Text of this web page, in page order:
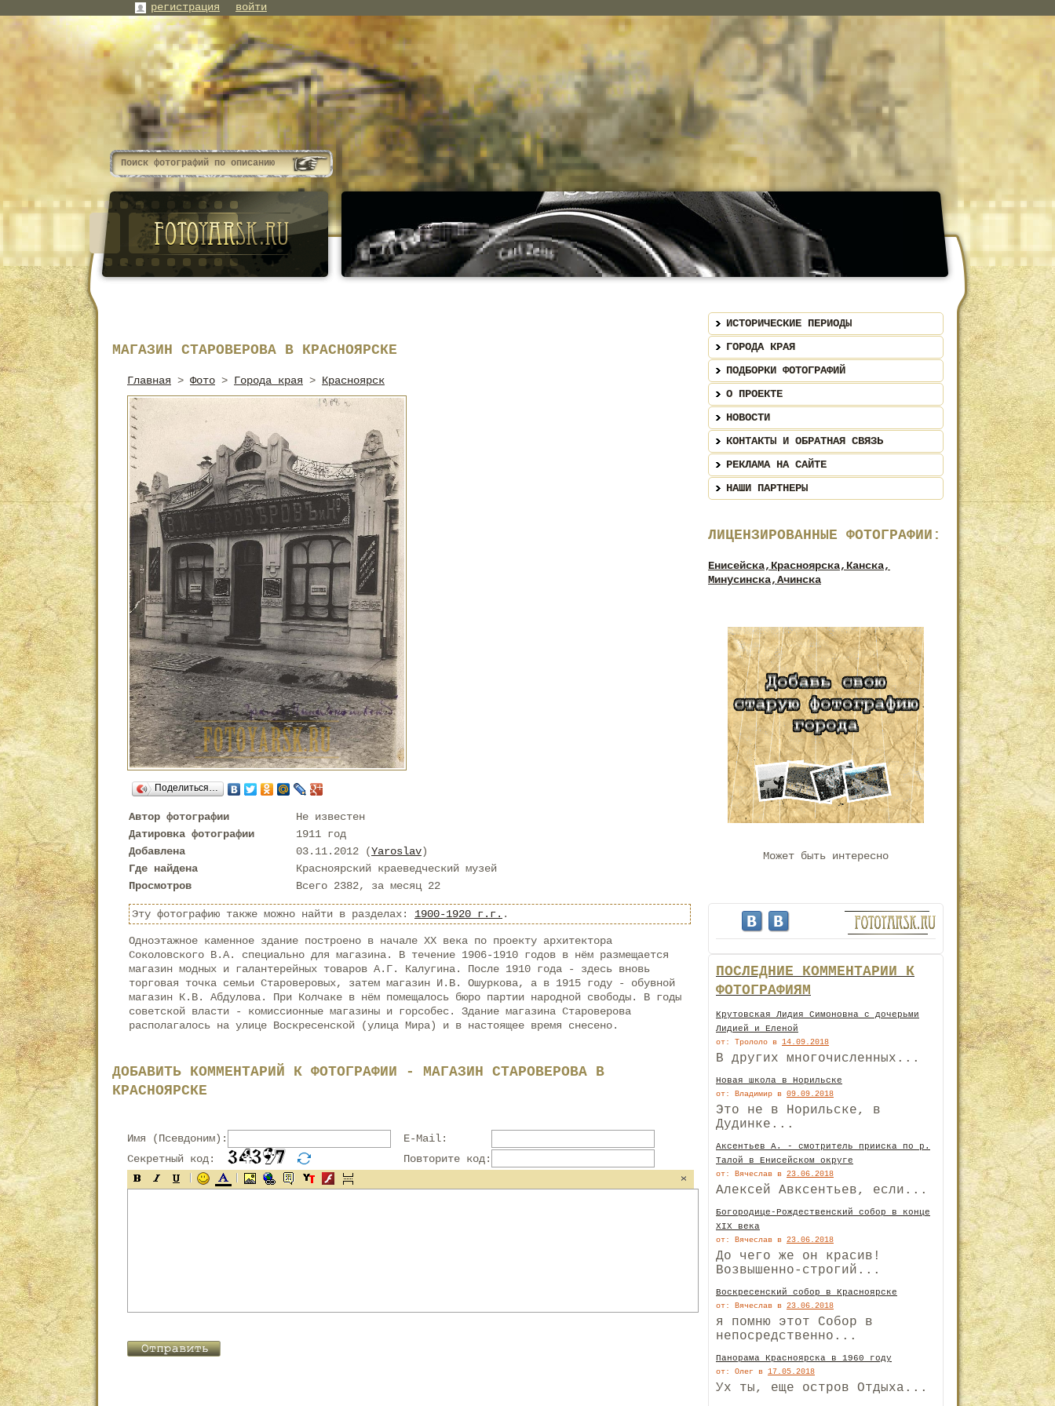
МАГАЗИН СТАРОВЕРОВА В КРАСНОЯРСКЕ
Главная > Фото > Города края > Красноярск
Поделиться…
Автор фотографии
Не известен
Датировка фотографии
1911 год
Добавлена
03.11.2012 (Yaroslav)
Где найдена
Красноярский краеведческий музей
Просмотров
Всего 2382, за месяц 22
Эту фотографию также можно найти в разделах: 1900-1920 г.г. .
Одноэтажное каменное здание построено в начале ХХ века по проекту архитектора
Соколовского В.А. специально для магазина. В течение 1906-1910 годов в нём размещается
магазин модных и галантерейных товаров А.Г. Калугина. После 1910 года - здесь вновь
торговая точка семьи Староверовых, затем магазин И.В. Ошуркова, а в 1915 году - обувной
магазин К.В. Абдулова. При Колчаке в нём помещалось бюро партии народной свободы. В годы
советской власти - комиссионные магазины и горсобес. Здание магазина Староверова
располагалось на улице Воскресенской (улица Мира) и в настоящее время снесено.
ДОБАВИТЬ КОММЕНТАРИЙ К ФОТОГРАФИИ - МАГАЗИН СТАРОВЕРОВА В
КРАСНОЯРСКЕ
Имя (Псевдоним):
E-Mail:
Секретный код:
Повторите код:
ИСТОРИЧЕСКИЕ ПЕРИОДЫ
ГОРОДА КРАЯ
ПОДБОРКИ ФОТОГРАФИЙ
О ПРОЕКТЕ
НОВОСТИ
КОНТАКТЫ И ОБРАТНАЯ СВЯЗЬ
РЕКЛАМА НА САЙТЕ
НАШИ ПАРТНЕРЫ
ЛИЦЕНЗИРОВАННЫЕ ФОТОГРАФИИ:
Енисейска, Красноярска, Канска,
Минусинска,Ачинска
Может быть интересно
ПОСЛЕДНИЕ КОММЕНТАРИИ К
ФОТОГРАФИЯМ
Крутовская Лидия Симоновна с дочерьми
Лидией и Еленой
от: Трололо в 14.09.2018
В других многочисленных...
Новая школа в Норильске
от: Владимир в 09.09.2018
Это не в Норильске, в
Дудинке...
Аксентьев А. - смотритель прииска по р.
Талой в Енисейском округе
от: Вячеслав в 23.06.2018
Алексей Авксентьев, если...
Богородице-Рождественский собор в конце
XIX века
от: Вячеслав в 23.06.2018
До чего же он красив!
Возвышенно-строгий...
Воскресенский собор в Красноярске
от: Вячеслав в 23.06.2018
я помню этот Собор в
непосредственно...
Панорама Красноярска в 1960 году
от: Олег в 17.05.2018
Ух ты, еще остров Отдыха...
регистрация войти